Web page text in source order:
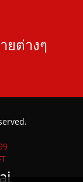
ยต่างๆ